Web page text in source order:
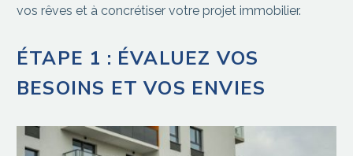
vos rêves et à concrétiser votre projet immobilier.
ÉTAPE 1 : ÉVALUEZ VOS
BESOINS ET VOS ENVIES